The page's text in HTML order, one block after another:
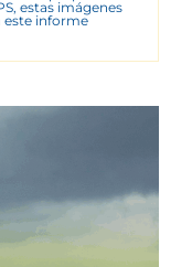
estas imágenes
este informe